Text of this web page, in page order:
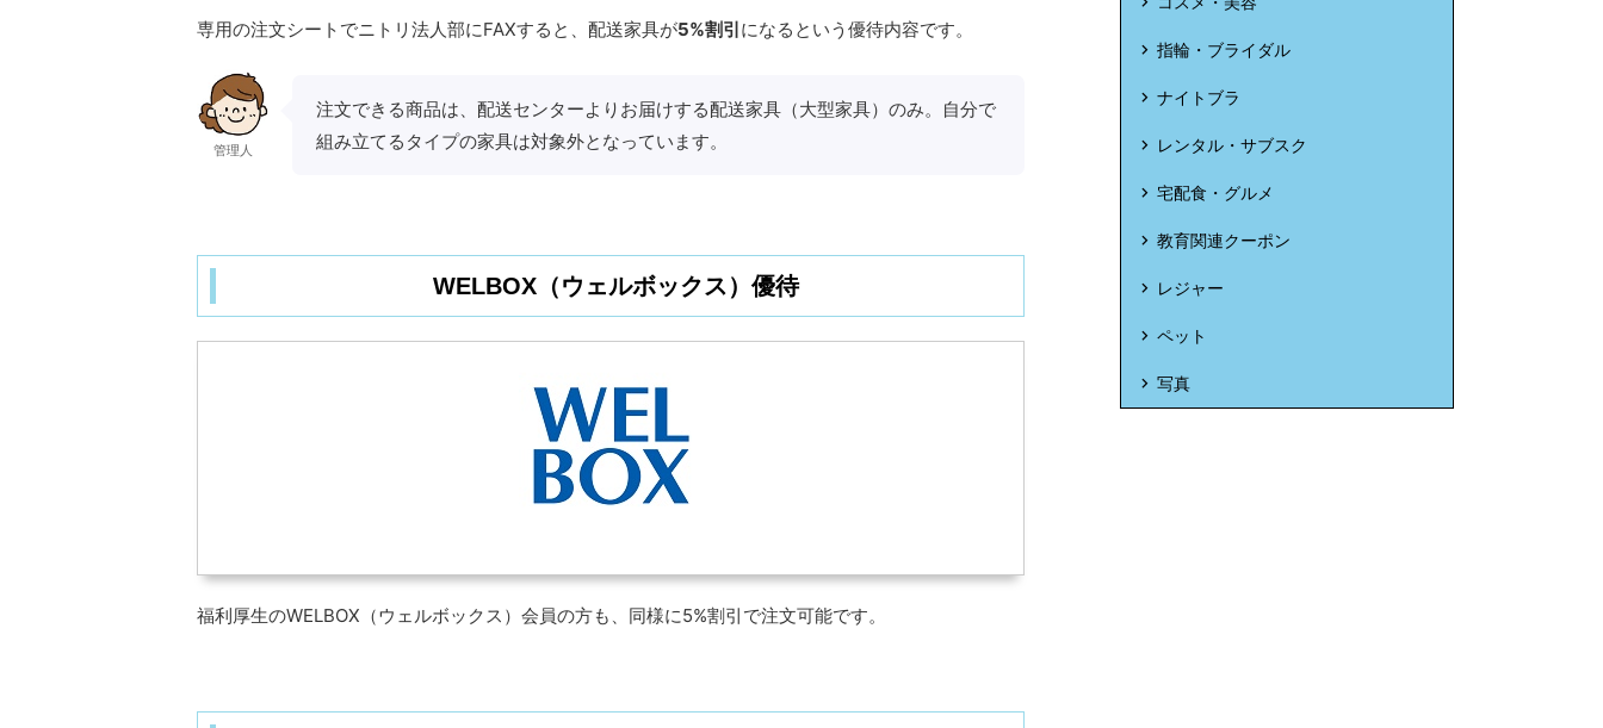
専用の注文シートでニトリ法人部にFAXすると、配送家具が5%割引になるという優待内容です。
管理人
注文できる商品は、配送センターよりお届けする配送家具（大型家具）のみ。自分で
組み立てるタイプの家具は対象外となっています。
WELBOX（ウェルボックス）優待
福利厚生のWELBOX（ウェルボックス）会員の方も、同様に5%割引で注文可能です。
指輪・ブライダル
ナイトブラ
レンタル・サブスク
宅配食・グルメ
教育関連クーポン
レジャー
ペット
写真